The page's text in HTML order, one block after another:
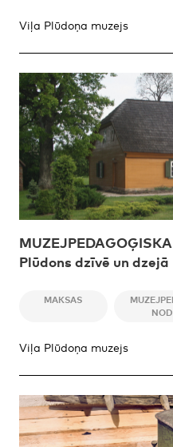
Viļa Plūdoņa muzejs
Plūdons dzīvē un dzejā
MAKSAS
Viļa Plūdoņa muzejs